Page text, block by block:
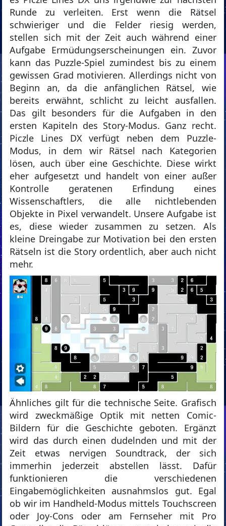
Runde zu verleiten. Erst wenn die Rätsel
schwieriger und die Felder riesig werden,
stellen sich mit der Zeit auch während einer
Aufgabe Ermüdungserscheinungen ein. Zuvor
kann das Puzzle-Spiel zumindest bis zu einem
gewissen Grad motivieren. Allerdings nicht von
Beginn an, da die anfänglichen Rätsel, wie
bereits erwähnt, schlicht zu leicht ausfallen.
Das gilt besonders für die Aufgaben in den
ersten Kapiteln des Story-Modus. Ganz recht.
Piczle Lines DX verfügt neben dem Puzzle-
Modus, in dem wir Rätsel nach Kategorien
lösen, auch über eine Geschichte. Diese wirkt
eher aufgesetzt und handelt von einer außer
Kontrolle geratenen Erfindung eines
Wissenschaftlers, die alle nichtlebenden
Objekte in Pixel verwandelt. Unsere Aufgabe ist
es, diese wieder zusammen zu setzen. Als
kleine Dreingabe zur Motivation bei den ersten
Rätseln ist die Story ordentlich, aber auch nicht
mehr.
Ähnliches gilt für die technische Seite. Grafisch
wird zweckmäßige Optik mit netten Comic-
Bildern für die Geschichte geboten. Ergänzt
wird das durch einen dudelnden und mit der
Zeit etwas nervigen Soundtrack, der sich
immerhin jederzeit abstellen lässt. Dafür
funktionieren die verschiedenen
Eingabemöglichkeiten ausnahmslos gut. Egal
ob wir im Handheld-Modus mittels Touchscreen
oder Joy-Cons oder am Fernseher mit Pro